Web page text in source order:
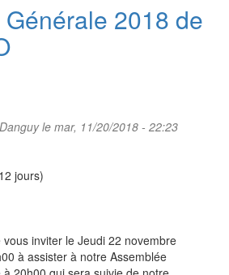
2018 de
le mar, 11/20/2018 - 22:23
jours)
inviter le Jeudi 22 novembre
à assister à notre Assemblée